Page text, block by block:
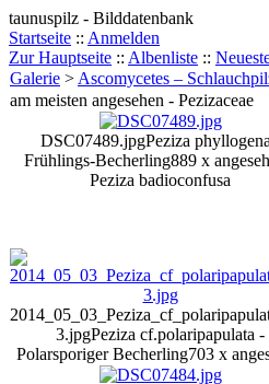
taunuspilz - Bilddatenbank
Startseite :: Anmelden
Zur Hauptseite :: Albenliste ::
Galerie > Ascomycetes –
am meisten angesehen - Pezizaceae
DSC07489.jpgPeziza
Frühlings-Becherling889 x
Peziza badioconfusa
3.jpgPeziza cf.polaripapulata -
Polarsporiger Becherling703 x